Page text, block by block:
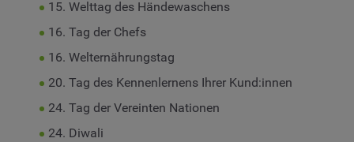
15. Welttag des Händewaschens
16. Tag der Chefs
16. Welternährungstag
20. Tag des Kennenlernens Ihrer Kund:innen
24. Tag der Vereinten Nationen
24. Diwali